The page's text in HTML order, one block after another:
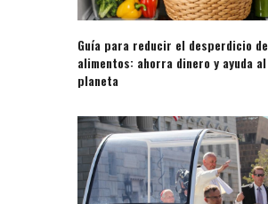
Guía para reducir el desperdicio de
alimentos: ahorra dinero y ayuda al
planeta